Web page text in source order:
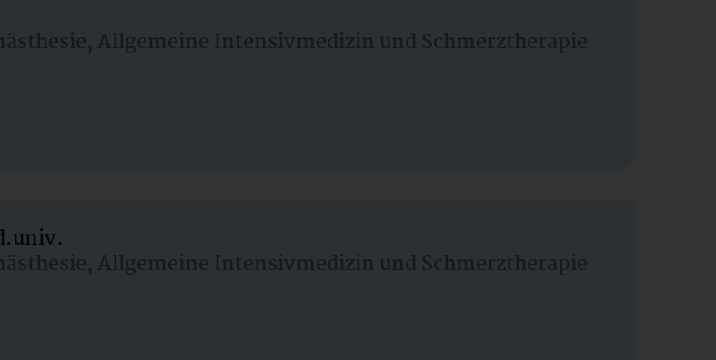
Allgemeine Intensivmedizin und Schmerztherapie
Allgemeine Intensivmedizin und Schmerztherapie